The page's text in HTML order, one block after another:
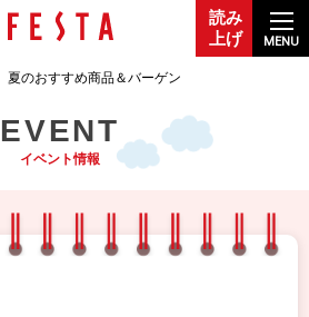
読み
上げ
MENU
夏のおすすめ商品＆バーゲン
EVENT
イベント情報